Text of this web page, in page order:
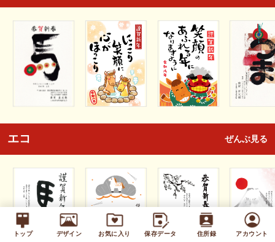
トップ デザイン お気に入り 保存データ 住所録 アカウント
エコ ぜんぶ見る